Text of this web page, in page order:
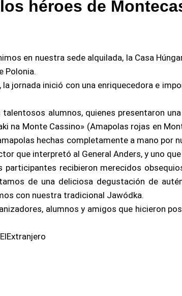
héroes de
en nuestra sede alquilada, la Casa
Polonia.
jornada inició con una enriquecedora e
alumnos, quienes presentaron
na Monte Cassino» (Amapolas rojas en
hechas completamente a mano por
que interpretó al General Anders, y uno
recibieron merecidos
de una deliciosa degustación de
con nuestra tradicional Jawódka.
alumnos y amigos que hicieron